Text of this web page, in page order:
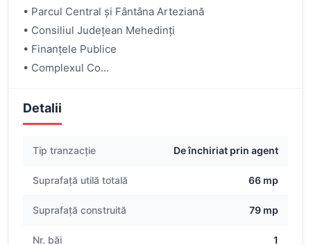
• Parcul Central și Fântâna Arteziană
• Consiliul Județean Mehedinți
• Finanțele Publice
• Complexul Co...
Detalii
Tip tranzacție De închiriat prin agent
Suprafață utilă totală 66 mp
Suprafață construită 79 mp
Nr. băi 1